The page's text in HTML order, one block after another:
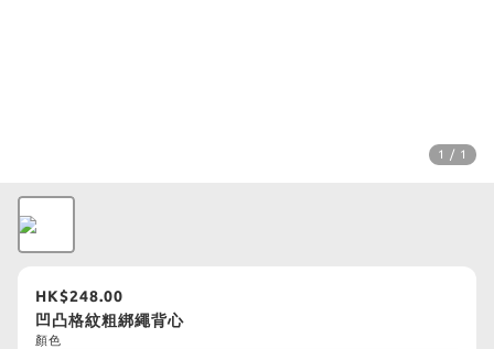
1 / 1
HK$248.00
凹凸格紋粗綁繩背心
顏色